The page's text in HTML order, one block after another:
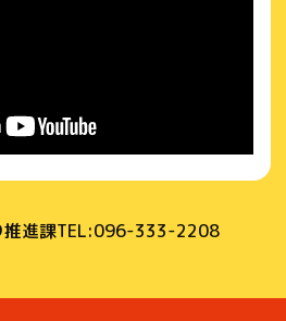
進課TEL:096-333-2208